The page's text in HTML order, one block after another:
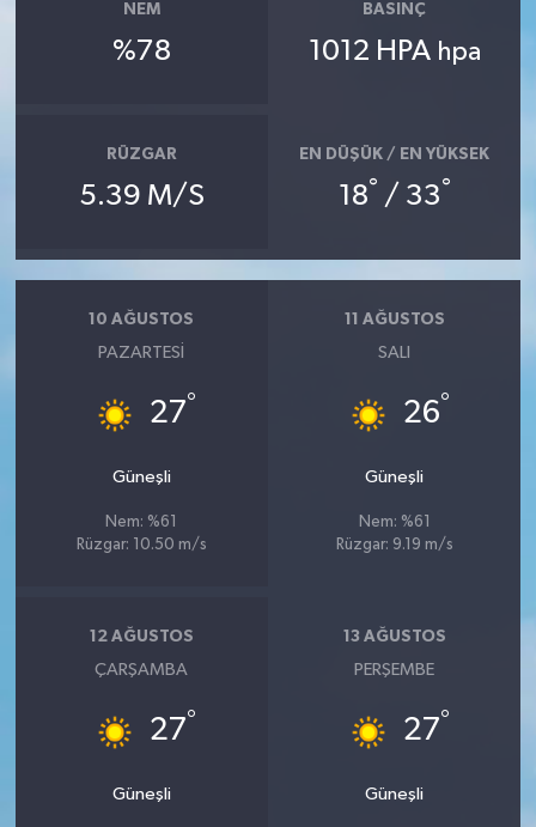
NEM
%78
BASINÇ
1012 HPA hpa
RÜZGAR
5.39 M/S
EN DÜŞÜK / EN YÜKSEK
18° / 33°
10 AĞUSTOS
PAZARTESI
27°
Güneşli
Nem: %61
Rüzgar: 10.50 m/s
11 AĞUSTOS
SALI
26°
Güneşli
Nem: %61
Rüzgar: 9.19 m/s
12 AĞUSTOS
ÇARŞAMBA
27°
Güneşli
13 AĞUSTOS
PERŞEMBE
27°
Güneşli
Hisarcık
Magazin
Otomobil
Pazarlar
Politika
Sağlık